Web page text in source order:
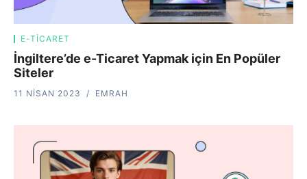
E-TICARET
İngiltere’de e-Ticaret Yapmak için En Popüler
Siteler
11 NISAN 2023 EMRAH